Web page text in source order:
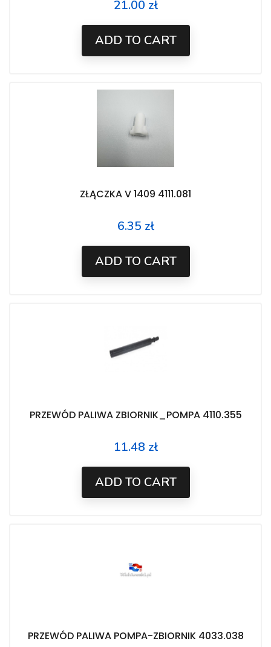
Price
21.00 zł
ADD TO CART
ZŁĄCZKA V 1409 4111.081
Price
6.35 zł
ADD TO CART
PRZEWÓD PALIWA ZBIORNIK_POMPA 4110.355
Price
11.48 zł
ADD TO CART
PRZEWÓD PALIWA POMPA-ZBIORNIK 4033.038